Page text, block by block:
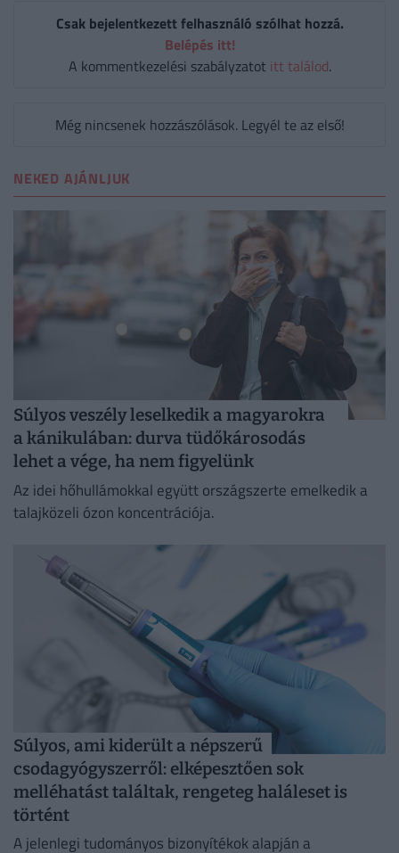
Csak bejelentkezett felhasználó szólhat hozzá.
Belépés itt!
A kommentkezelési szabályzatot itt találod.
Még nincsenek hozzászólások. Legyél te az első!
NEKED AJÁNLJUK
Súlyos veszély leselkedik a magyarokra
a kánikulában: durva tüdőkárosodás
lehet a vége, ha nem figyelünk
Az idei hőhullámokkal együtt országszerte emelkedik a
talajközeli ózon koncentrációja.
Súlyos, ami kiderült a népszerű
csodagyógyszerről: elképesztően sok
melléhatást találtak, rengeteg haláleset is
történt
A jelenlegi tudományos bizonyítékok alapján a